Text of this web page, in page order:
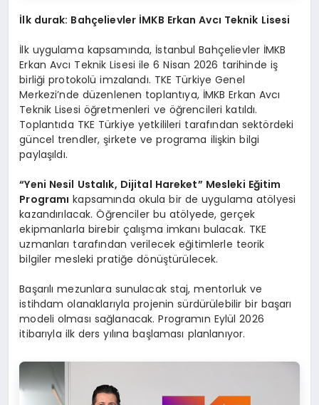
İlk durak: Bahçelievler İMKB Erkan Avcı Teknik Lisesi
İlk uygulama kapsamında, İstanbul Bahçelievler İMKB
Erkan Avcı Teknik Lisesi ile 6 Nisan 2026 tarihinde iş
birliği protokolü imzalandı. TKE Türkiye Genel
Merkezi’nde düzenlenen toplantıya, İMKB Erkan Avcı
Teknik Lisesi öğretmenleri ve öğrencileri katıldı.
Toplantıda TKE Türkiye yetkilileri tarafından sektördeki
güncel trendler, şirkete ve programa ilişkin bilgi
paylaşıldı.
“Yeni Nesil Ustalık, Dijital Hareket” Mesleki Eğitim
Programı kapsamında okula bir de uygulama atölyesi
kazandırılacak. Öğrenciler bu atölyede, gerçek
ekipmanlarla birebir çalışma imkanı bulacak. TKE
uzmanları tarafından verilecek eğitimlerle teorik
bilgiler mesleki pratiğe dönüştürülecek.
Başarılı mezunlara sunulacak staj, mentorluk ve
istihdam olanaklarıyla projenin sürdürülebilir bir başarı
modeli olması sağlanacak. Programın Eylül 2026
itibarıyla ilk ders yılına başlaması planlanıyor.